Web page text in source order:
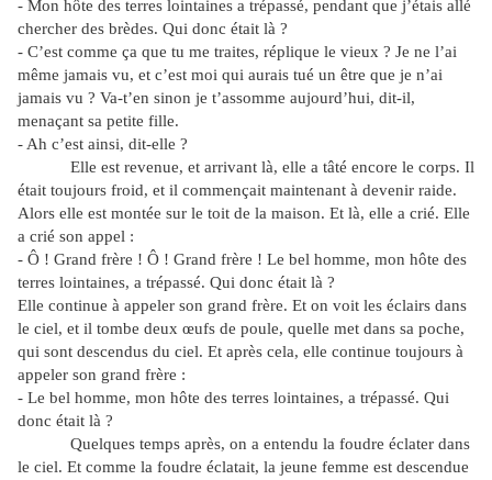
- Mon hôte des terres lointaines a trépassé, pendant que j’étais allé
chercher des brèdes. Qui donc était là ?
- C’est comme ça que tu me traites, réplique le vieux ? Je ne l’ai
même jamais vu, et c’est moi qui aurais tué un être que je n’ai
jamais vu ? Va-t’en sinon je t’assomme aujourd’hui, dit-il,
menaçant sa petite fille.
- Ah c’est ainsi, dit-elle ?
Elle est revenue, et arrivant là, elle a tâté encore le corps. Il
était toujours froid, et il commençait maintenant à devenir raide.
Alors elle est montée sur le toit de la maison. Et là, elle a crié. Elle
a crié son appel :
- Ô ! Grand frère ! Ô ! Grand frère ! Le bel homme, mon hôte des
terres lointaines, a trépassé. Qui donc était là ?
Elle continue à appeler son grand frère. Et on voit les éclairs dans
le ciel, et il tombe deux œufs de poule, quelle met dans sa poche,
qui sont descendus du ciel. Et après cela, elle continue toujours à
appeler son grand frère :
- Le bel homme, mon hôte des terres lointaines, a trépassé. Qui
donc était là ?
Quelques temps après, on a entendu la foudre éclater dans
le ciel. Et comme la foudre éclatait, la jeune femme est descendue